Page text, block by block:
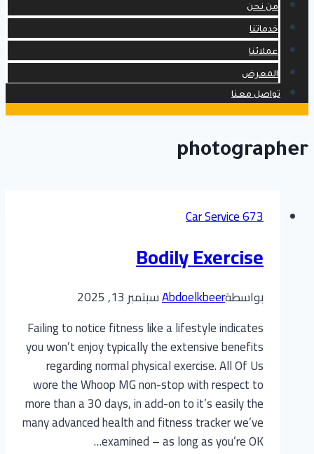
من نحن
خدماتنا
عملائنا
المعرض
تواصل معنا
photographer
Car Service 673
Bodily Exercise
بواسطةAbdoelkbeerسبتمبر 13, 2025
Failing to notice fitness like a lifestyle indicates
you won’t enjoy typically the extensive benefits
regarding normal physical exercise. All Of Us
wore the Whoop MG non-stop with respect to
more than a 30 days, in add-on to it’s easily the
many advanced health and fitness tracker we’ve
examined – as long as you’re OK…